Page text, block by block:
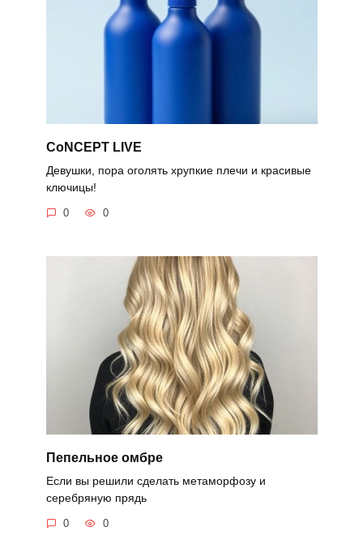
CoNCEPT LIVE
Девушки, пора оголять хрупкие плечи и красивые
ключицы!
0 0
Пепельное омбре
Если вы решили сделать метаморфозу и
серебряную прядь
0 0